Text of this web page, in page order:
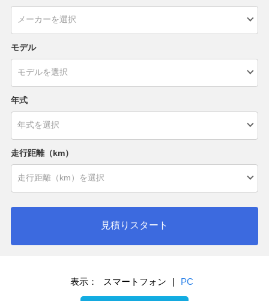
モデル
年式
走行距離（km）
見積りスタート
表示： スマートフォン | PC